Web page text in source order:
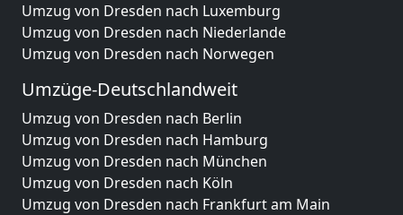
Umzug von Dresden nach Luxemburg
Umzug von Dresden nach Niederlande
Umzug von Dresden nach Norwegen
Umzüge-Deutschlandweit
Umzug von Dresden nach Berlin
Umzug von Dresden nach Hamburg
Umzug von Dresden nach München
Umzug von Dresden nach Köln
Umzug von Dresden nach Frankfurt am Main